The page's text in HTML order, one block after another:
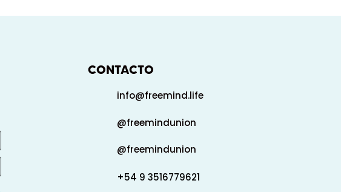
CONTACTO
info@freemind.life
@freemindunion
@freemindunion
+54 9 3516779621